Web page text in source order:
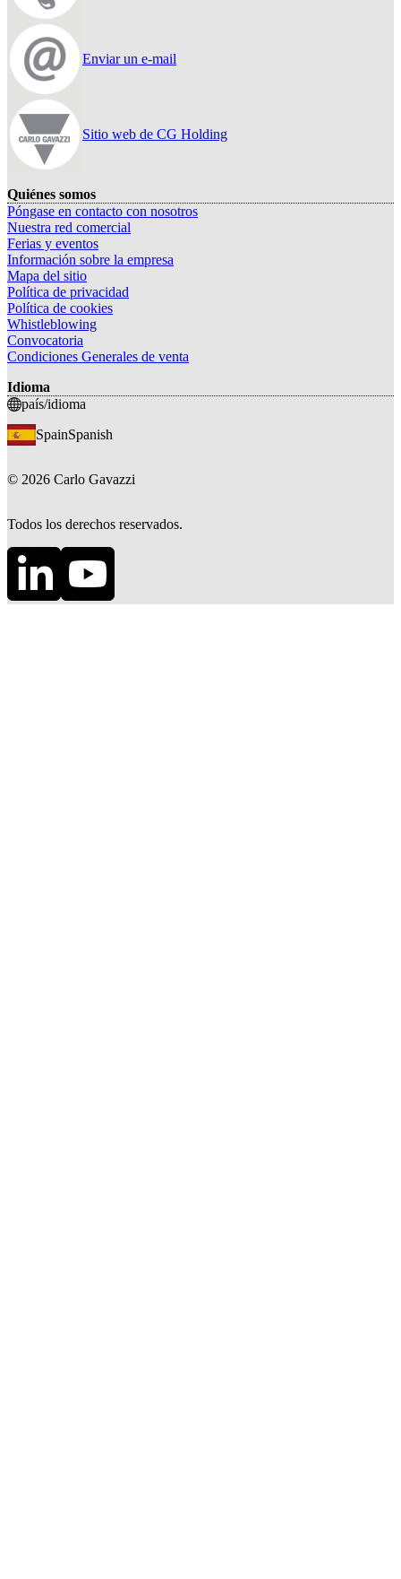
Enviar un e-mail
Sitio web de CG Holding
Quiénes somos
Póngase en contacto con nosotros
Nuestra red comercial
Ferias y eventos
Información sobre la empresa
Mapa del sitio
Política de privacidad
Política de cookies
Whistleblowing
Convocatoria
Condiciones Generales de venta
Idioma
país/idioma
SpainSpanish
© 2026 Carlo Gavazzi
Todos los derechos reservados.